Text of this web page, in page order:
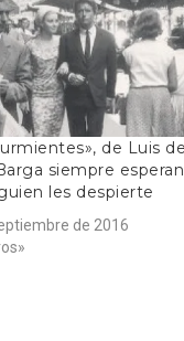
de Luis de
siempre esperan
les despierte
de 2016